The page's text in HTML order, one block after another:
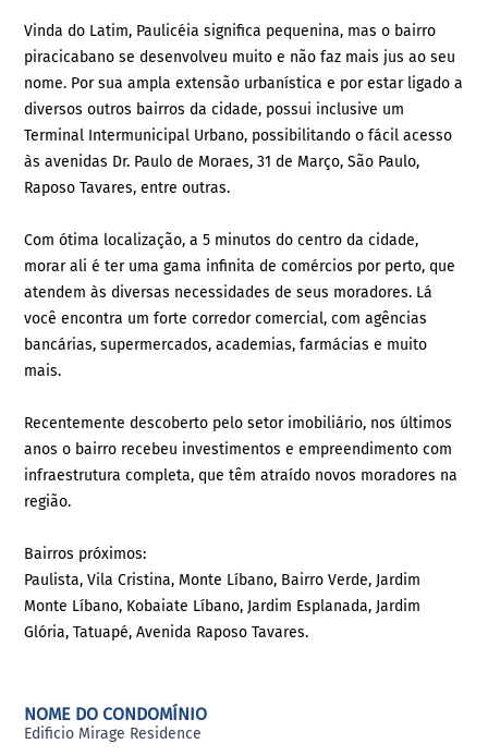
Vinda do Latim, Paulicéia significa pequenina, mas o bairro
piracicabano se desenvolveu muito e não faz mais jus ao seu
nome. Por sua ampla extensão urbanística e por estar ligado a
diversos outros bairros da cidade, possui inclusive um
Terminal Intermunicipal Urbano, possibilitando o fácil acesso
às avenidas Dr. Paulo de Moraes, 31 de Março, São Paulo,
Raposo Tavares, entre outras.
Com ótima localização, a 5 minutos do centro da cidade,
morar ali é ter uma gama infinita de comércios por perto, que
atendem às diversas necessidades de seus moradores. Lá
você encontra um forte corredor comercial, com agências
bancárias, supermercados, academias, farmácias e muito
mais.
Recentemente descoberto pelo setor imobiliário, nos últimos
anos o bairro recebeu investimentos e empreendimento com
infraestrutura completa, que têm atraído novos moradores na
região.
Bairros próximos:
Paulista, Vila Cristina, Monte Líbano, Bairro Verde, Jardim
Monte Líbano, Kobaiate Líbano, Jardim Esplanada, Jardim
Glória, Tatuapé, Avenida Raposo Tavares.
NOME DO CONDOMÍNIO
Edificio Mirage Residence